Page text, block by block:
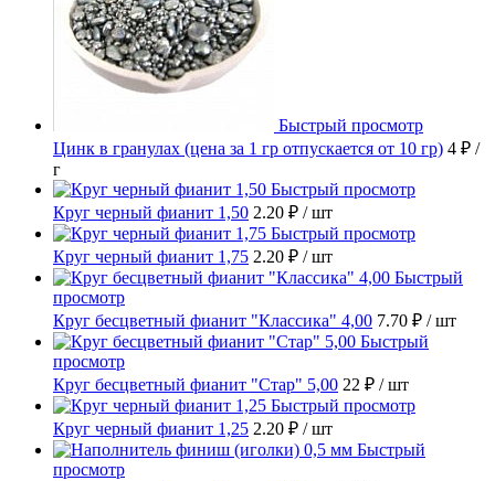
Быстрый просмотр
Цинк в гранулах (цена за 1 гр отпускается от 10 гр) 4 ₽ /
г
Быстрый просмотр
Круг черный фианит 1,50 2.20 ₽ / шт
Быстрый просмотр
Круг черный фианит 1,75 2.20 ₽ / шт
Быстрый
просмотр
Круг бесцветный фианит "Классика" 4,00 7.70 ₽ / шт
Быстрый
просмотр
Круг бесцветный фианит "Стар" 5,00 22 ₽ / шт
Быстрый просмотр
Круг черный фианит 1,25 2.20 ₽ / шт
Быстрый
просмотр